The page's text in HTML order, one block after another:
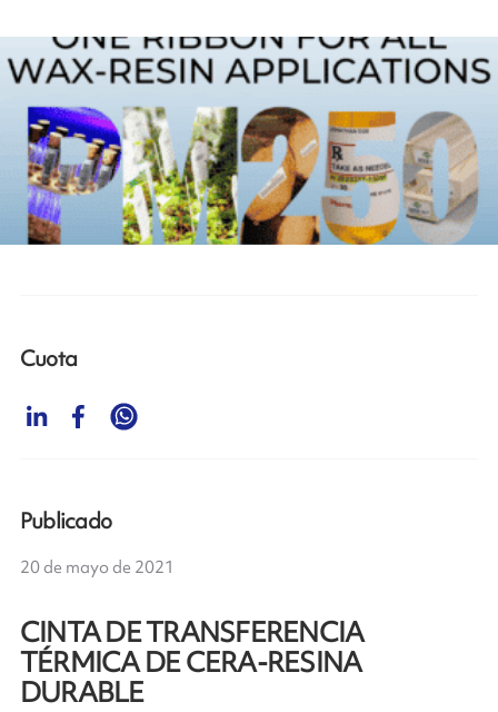
CINTA DE TRANSFERENCIA
TÉRMICA DE CERA-RESINA
DURABLE
Cuota
Publicado
20 de mayo de 2021